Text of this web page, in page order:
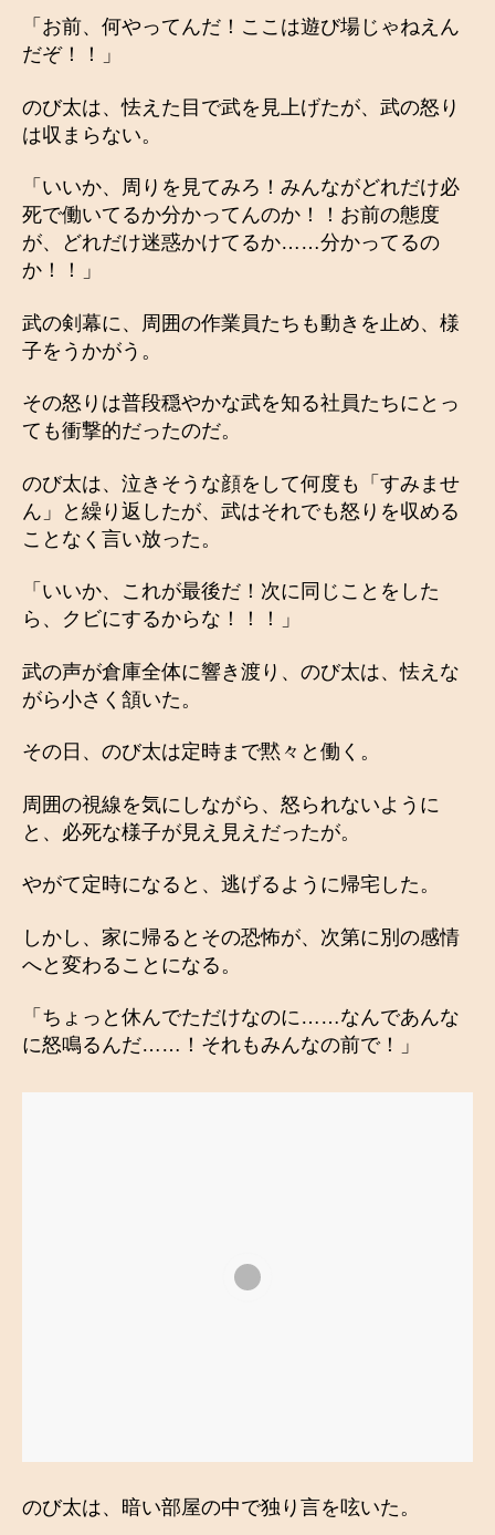
「お前、何やってんだ！ここは遊び場じゃねえん
だぞ！！」
のび太は、怯えた目で武を見上げたが、武の怒り
は収まらない。
「いいか、周りを見てみろ！みんながどれだけ必
死で働いてるか分かってんのか！！お前の態度
が、どれだけ迷惑かけてるか……分かってるの
か！！」
武の剣幕に、周囲の作業員たちも動きを止め、様
子をうかがう。
その怒りは普段穏やかな武を知る社員たちにとっ
ても衝撃的だったのだ。
のび太は、泣きそうな顔をして何度も「すみませ
ん」と繰り返したが、武はそれでも怒りを収める
ことなく言い放った。
「いいか、これが最後だ！次に同じことをした
ら、クビにするからな！！！」
武の声が倉庫全体に響き渡り、のび太は、怯えな
がら小さく頷いた。
その日、のび太は定時まで黙々と働く。
周囲の視線を気にしながら、怒られないように
と、必死な様子が見え見えだったが。
やがて定時になると、逃げるように帰宅した。
しかし、家に帰るとその恐怖が、次第に別の感情
へと変わることになる。
「ちょっと休んでただけなのに……なんであんな
に怒鳴るんだ……！それもみんなの前で！」
のび太は、暗い部屋の中で独り言を呟いた。